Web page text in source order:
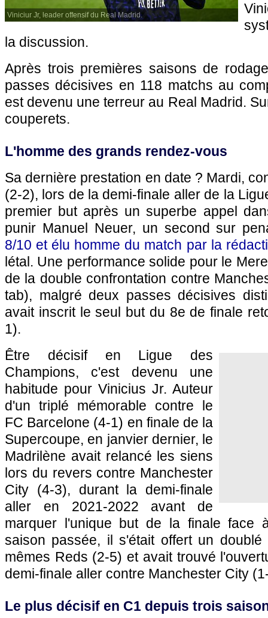
Viniciur Jr, leader offensif du Real Madrid.
la discussion.
Après trois premières saisons de
passes décisives en 118 matchs au
est devenu une terreur au Real Madrid.
couperets.
L'homme des grands rendez-vous
Sa dernière prestation en date ? Mardi,
(2-2), lors de la demi-finale aller de la
premier but après un superbe appel
punir Manuel Neuer, un second sur
8/10 et élu homme du match par la
létal. Une performance solide pour le
de la double confrontation contre
tab), malgré deux passes décisives
avait inscrit le seul but du 8e de finale
1).
Être décisif en Ligue des
Champions, c'est devenu une
habitude pour Vinicius Jr. Auteur
d'un triplé mémorable contre le
FC Barcelone (4-1) en finale de la
Supercoupe, en janvier dernier, le
Madrilène avait relancé les siens
lors du revers contre Manchester
City (4-3), durant la demi-finale
aller en 2021-2022 avant de
marquer l'unique but de la finale face
saison passée, il s'était offert un
mêmes Reds (2-5) et avait trouvé
demi-finale aller contre Manchester City
Le plus décisif en C1 depuis trois